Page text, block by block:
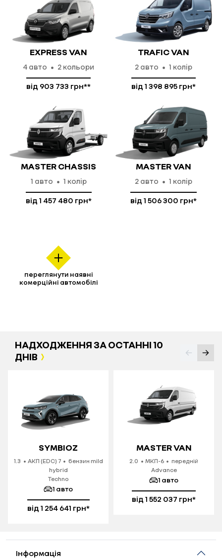
EXPRESS VAN
4авто 2 кольори
від 903 733 грн**
TRAFIC VAN
2 авто 1 колір
від 1 398 895 грн*
MASTER CHASSIS
1 авто 1 колір
від 1 457 480 грн*
MASTER VAN
2 авто 1 колір
від 1 506 300 грн*
переглянути наявні
комерційні автомобілі
НАДХОДЖЕННЯ ЗА ОСТАННІ 10
ДНІВ
SYMBIOZ
1.3 АКП (EDC) 7
бензин mild
hybrid
Techno
1 авто
від 1 254 641 грн*
MASTER VAN
2.0 МКП-6
передній
Advance
1 авто
від 1 552 037 грн*
Інформація